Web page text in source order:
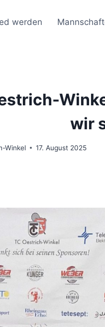
werden
wir
Winkel 17. August 2025